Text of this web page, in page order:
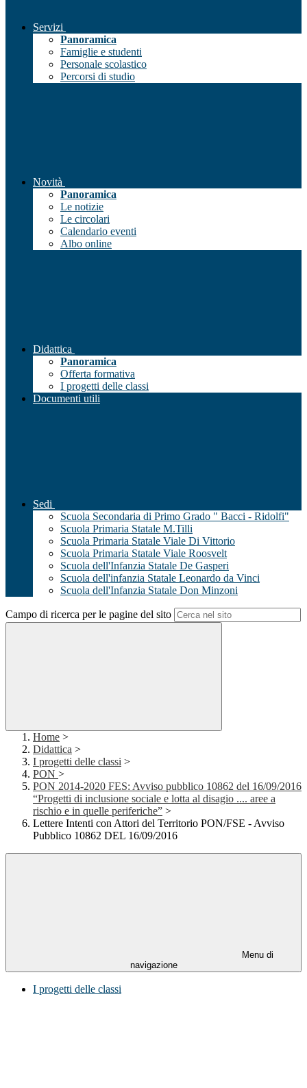
Servizi
Panoramica
Famiglie e studenti
Personale scolastico
Percorsi di studio
Novità
Panoramica
Le notizie
Le circolari
Calendario eventi
Albo online
Didattica
Panoramica
Offerta formativa
I progetti delle classi
Documenti utili
Sedi
Scuola Secondaria di Primo Grado " Bacci - Ridolfi"
Scuola Primaria Statale M.Tilli
Scuola Primaria Statale Viale Di Vittorio
Scuola Primaria Statale Viale Roosvelt
Scuola dell'Infanzia Statale De Gasperi
Scuola dell'infanzia Statale Leonardo da Vinci
Scuola dell'Infanzia Statale Don Minzoni
Campo di ricerca per le pagine del sito
Home >
Didattica >
I progetti delle classi >
PON >
PON 2014-2020 FES: Avviso pubblico 10862 del 16/09/2016
“Progetti di inclusione sociale e lotta al disagio .... aree a
rischio e in quelle periferiche” >
Lettere Intenti con Attori del Territorio PON/FSE - Avviso
Pubblico 10862 DEL 16/09/2016
Menu di
navigazione
I progetti delle classi